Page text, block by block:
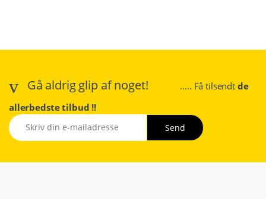
Gå aldrig glip af noget! ..... Få tilsendt de
allerbedste tilbud !!